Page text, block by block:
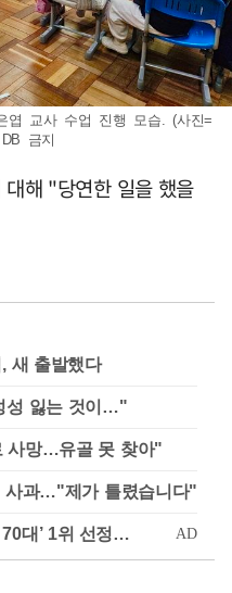
엽 교사 수업 진행 모습. (사진=
금지
해 "당연한 일을 했을
새 출발했다
성 잃는 것이…"
사망…유골 못 찾아"
사과…"제가 틀렸습니다"